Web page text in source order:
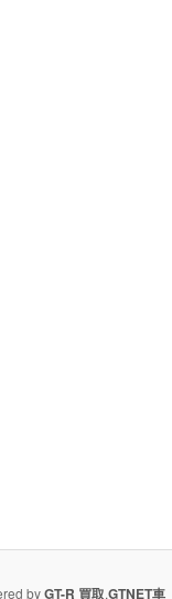
byGT-R 買取,GTNET車